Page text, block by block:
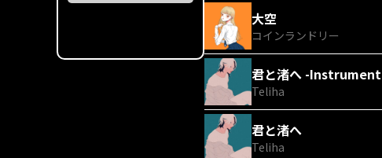
大空
コインランドリー
君と渚へ -
Teliha
君と渚へ
Teliha